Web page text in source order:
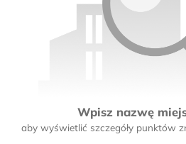
Wpisz nazwę
aby wyświetlić szczegóły punktów